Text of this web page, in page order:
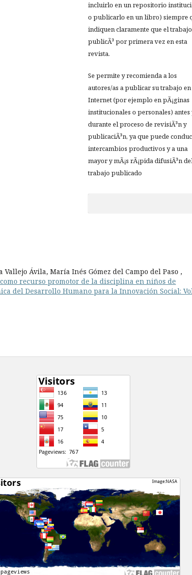
incluirlo en un repositorio
o publicarlo en un libro) siempre
indiquen claramente que el
publicÃ³ por primera vez en esta
revista.
Se permite y recomienda a los
autores/as a publicar su trabajo en
Internet (por ejemplo en pÃ¡ginas
institucionales o personales) antes
durante el proceso de revisiÃ³n y
publicaciÃ³n, ya que puede
intercambios productivos y a una
mayor y mÃ¡s rÃ¡pida difusiÃ³n
trabajo publicado
Ávila, María Inés Gómez del Campo del Paso ,
recurso promotor de la disciplina en niños de
del Desarrollo Humano para la Innovación Social: